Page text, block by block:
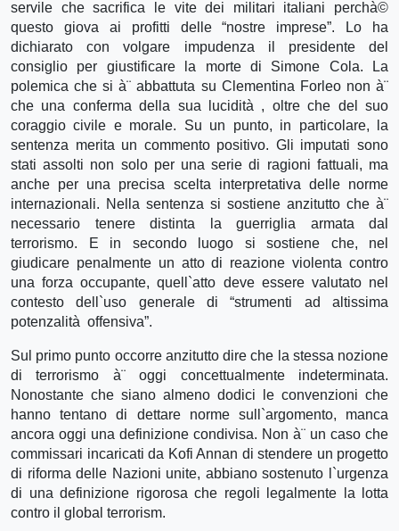
servile che sacrifica le vite dei militari italiani perchà©
questo giova ai profitti delle “nostre imprese”. Lo ha
dichiarato con volgare impudenza il presidente del
consiglio per giustificare la morte di Simone Cola. La
polemica che si à¨ abbattuta su Clementina Forleo non à¨
che una conferma della sua lucidità , oltre che del suo
coraggio civile e morale. Su un punto, in particolare, la
sentenza merita un commento positivo. Gli imputati sono
stati assolti non solo per una serie di ragioni fattuali, ma
anche per una precisa scelta interpretativa delle norme
internazionali. Nella sentenza si sostiene anzitutto che à¨
necessario tenere distinta la guerriglia armata dal
terrorismo. E in secondo luogo si sostiene che, nel
giudicare penalmente un atto di reazione violenta contro
una forza occupante, quell`atto deve essere valutato nel
contesto dell`uso generale di “strumenti ad altissima
potenzalità offensiva”.
Sul primo punto occorre anzitutto dire che la stessa nozione
di terrorismo à¨ oggi concettualmente indeterminata.
Nonostante che siano almeno dodici le convenzioni che
hanno tentano di dettare norme sull`argomento, manca
ancora oggi una definizione condivisa. Non à¨ un caso che
commissari incaricati da Kofi Annan di stendere un progetto
di riforma delle Nazioni unite, abbiano sostenuto l`urgenza
di una definizione rigorosa che regoli legalmente la lotta
contro il global terrorism.